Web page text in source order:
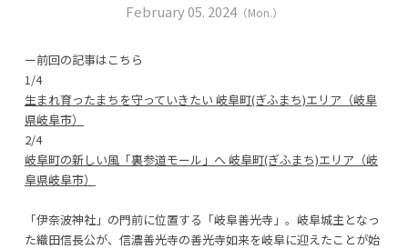
February 05. 2024（Mon.）
ー前回の記事はこちら
1/4
生まれ育ったまちを守っていきたい 岐⾩町(ぎふまち)エリア（岐⾩
県岐⾩市）
2/4
岐⾩町の新しい⾵「裏参道モール」へ 岐⾩町(ぎふまち)エリア（岐
⾩県岐⾩市）
「伊奈波神社」の門前に位置する「岐阜善光寺」。岐阜城主となっ
た織田信長公が、信濃善光寺の善光寺如来を岐阜に迎えたことが始